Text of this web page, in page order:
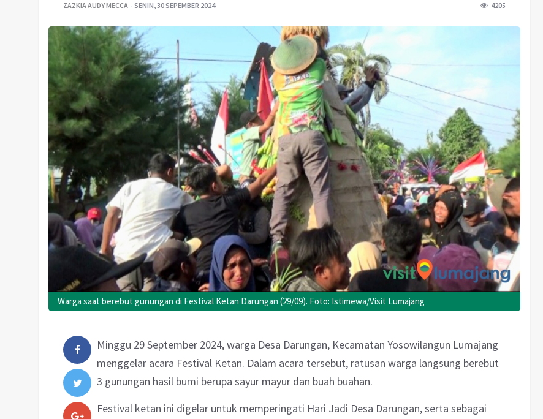
ZAZKIA AUDY MECCA SENIN, 30 SEPEMBER 2024 4205
Warga saat berebut gunungan di Festival Ketan Darungan (29/09). Foto: Istimewa/Visit Lumajang
Minggu 29 September 2024, warga Desa Darungan, Kecamatan Yosowilangun Lumajang
menggelar acara Festival Ketan. Dalam acara tersebut, ratusan warga langsung berebut
3 gunungan hasil bumi berupa sayur mayur dan buah buahan.
Festival ketan ini digelar untuk memperingati Hari Jadi Desa Darungan, serta sebagai